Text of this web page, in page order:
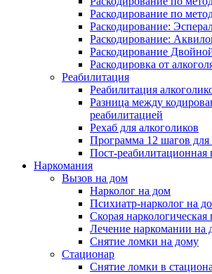
Раскодирование по
Раскодирование:
Раскодирование:
Раскодирование
Раскодировка от
Реабилитация
Реабилитация
Разница между
реабилитацией
Рехаб для алкоголиков
Программа 12 шагов для
Пост-реабилитационная
Наркомания
Вызов на дом
Нарколог на дом
Психиатр-нарколог на
Скорая
Лечение наркомании на
Снятие ломки на дому
Стационар
Снятие ломки в